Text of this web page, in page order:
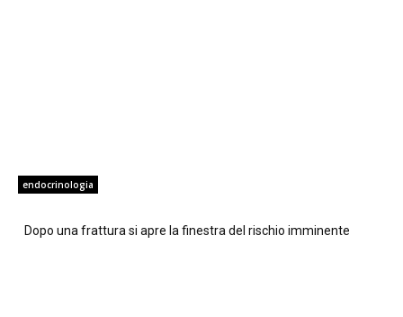
endocrinologia
Dopo una frattura si apre la finestra del rischio imminente